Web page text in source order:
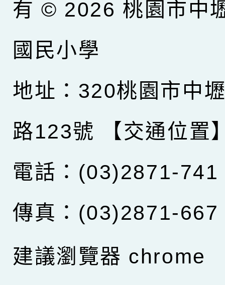
有 © 2026 桃園市中
國民小學
地址：320桃園市中
路123號
【交通位置
電話：(03)2871-741
傳真：(03)2871-667
建議瀏覽器 chrome